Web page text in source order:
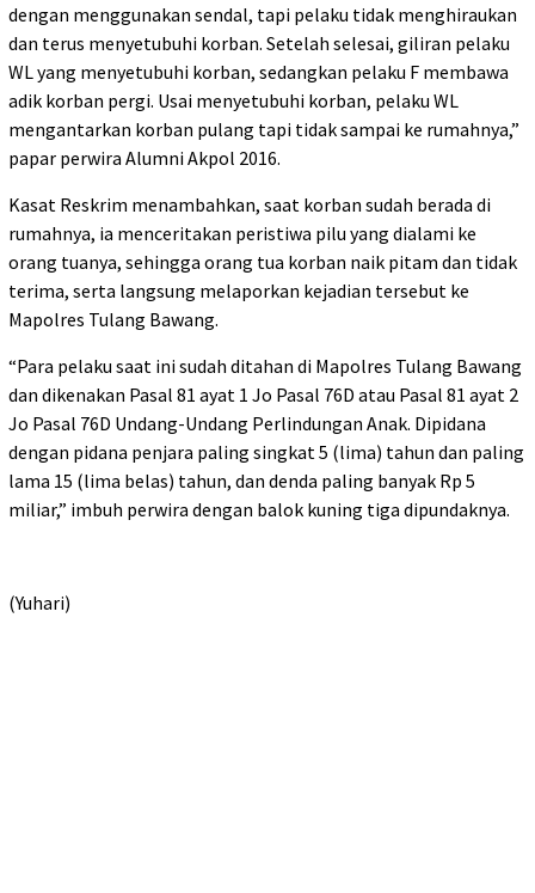
dengan menggunakan sendal, tapi pelaku tidak menghiraukan
dan terus menyetubuhi korban. Setelah selesai, giliran pelaku
WL yang menyetubuhi korban, sedangkan pelaku F membawa
adik korban pergi. Usai menyetubuhi korban, pelaku WL
mengantarkan korban pulang tapi tidak sampai ke rumahnya,”
papar perwira Alumni Akpol 2016.
Kasat Reskrim menambahkan, saat korban sudah berada di
rumahnya, ia menceritakan peristiwa pilu yang dialami ke
orang tuanya, sehingga orang tua korban naik pitam dan tidak
terima, serta langsung melaporkan kejadian tersebut ke
Mapolres Tulang Bawang.
“Para pelaku saat ini sudah ditahan di Mapolres Tulang Bawang
dan dikenakan Pasal 81 ayat 1 Jo Pasal 76D atau Pasal 81 ayat 2
Jo Pasal 76D Undang-Undang Perlindungan Anak. Dipidana
dengan pidana penjara paling singkat 5 (lima) tahun dan paling
lama 15 (lima belas) tahun, dan denda paling banyak Rp 5
miliar,” imbuh perwira dengan balok kuning tiga dipundaknya.
(Yuhari)